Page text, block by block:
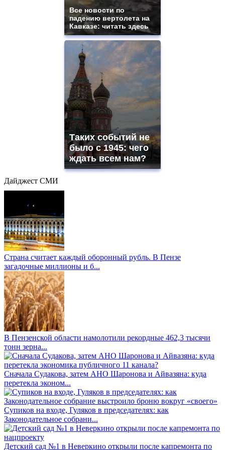
Все новости по
падению вертолета на
Кавказе: читать здесь
Таких событий не
было с 1945: чего
ждать всем нам?
Дайджест СМИ
Страна считает каждый оборонный рубль. В Пензе
загадочные миллионы и б...
В Пензенской области намолотили рекордные 462,3 тысячи
тонн зерна...
Сначала Судакова, затем АНО Шаронова и Айвазяна: куда
перетекла эконом...
Супиков на входе, Гуляков в председателях: как
Законодательное собрани...
Детский сад №1 в Неверкино открыли после капремонта по